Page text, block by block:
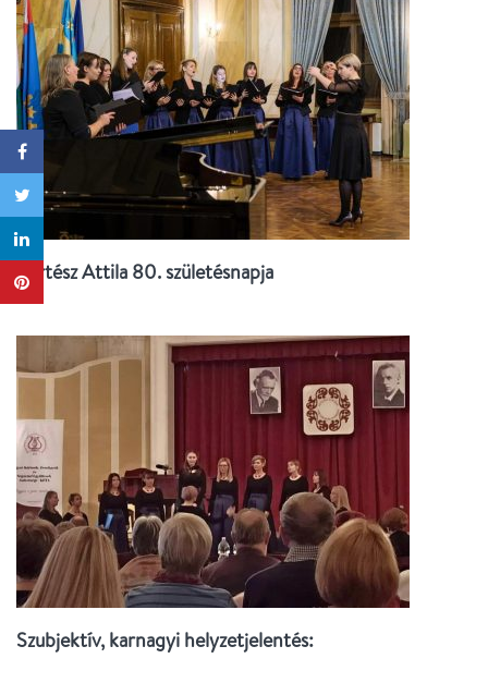
Kertész Attila 80. születésnapja
Szubjektív, karnagyi helyzetjelentés: